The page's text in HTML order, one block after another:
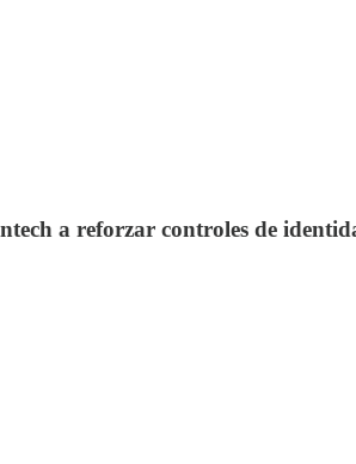
a reforzar controles de